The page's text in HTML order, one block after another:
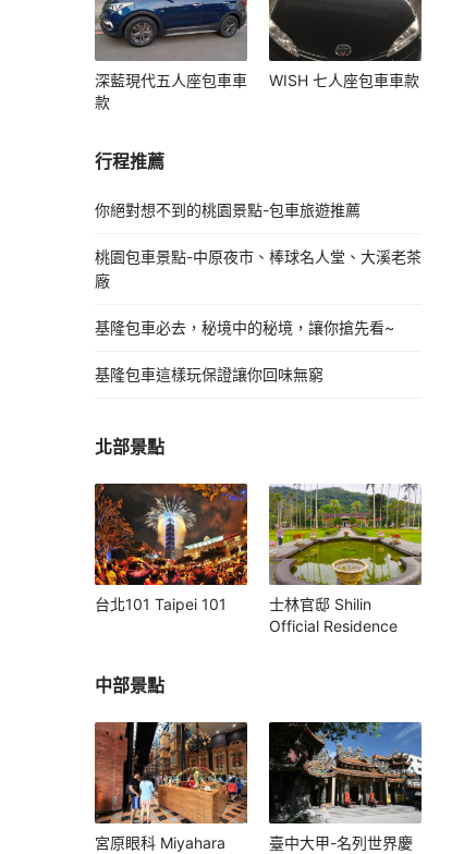
深藍現代五人座包車車
款
WISH 七人座包車車款
行程推薦
你絕對想不到的桃園景點-包車旅遊推薦
桃園包車景點-中原夜市、棒球名人堂、大溪老茶
廠
基隆包車必去，秘境中的秘境，讓你搶先看~
基隆包車這樣玩保證讓你回味無窮
北部景點
台北101 Taipei 101
士林官邸 Shilin
Official Residence
中部景點
宮原眼科 Miyahara
臺中大甲-名列世界慶